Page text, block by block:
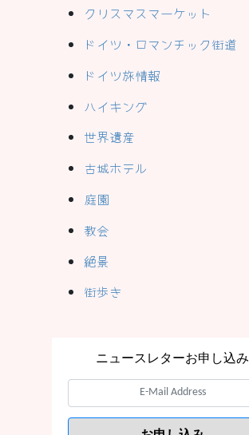
クリスマスマーケット
ドイツ・ロマンチック街道
ドイツ旅情報
ハイキング
世界遺産
古城ホテル
庭園
教会
絶景
街歩き
ニュースレターお申し込み